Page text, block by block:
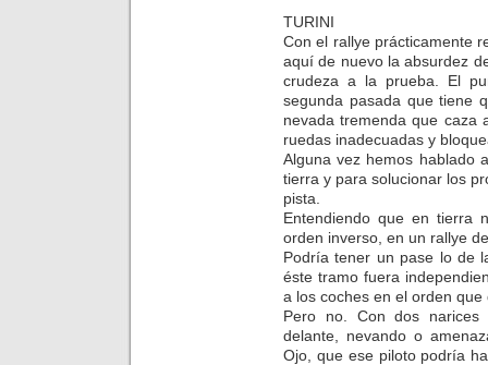
TURINI
Con el rallye prácticamente
aquí de nuevo la absurdez
crudeza a la prueba. El
segunda pasada que tiene
nevada tremenda que caza
ruedas inadecuadas y
Alguna vez hemos hablado
tierra y para solucionar los
pista.
Entendiendo que en tierra
orden inverso, en un rallye
Podría tener un pase lo de
éste tramo fuera
a los coches en el orden que
Pero no. Con dos
delante, nevando o
Ojo, que ese piloto podría